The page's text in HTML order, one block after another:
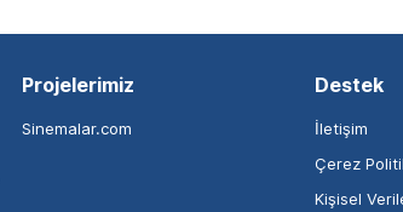
Projelerimiz
Sinemalar.com
Destek
İletişim
Çerez
Kişisel